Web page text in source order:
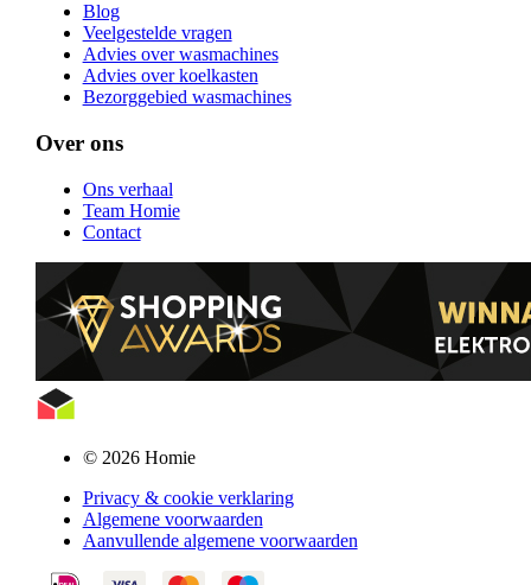
Blog
Veelgestelde vragen
Advies over wasmachines
Advies over koelkasten
Bezorggebied wasmachines
Over ons
Ons verhaal
Team Homie
Contact
© 2026 Homie
Privacy & cookie verklaring
Algemene voorwaarden
Aanvullende algemene voorwaarden